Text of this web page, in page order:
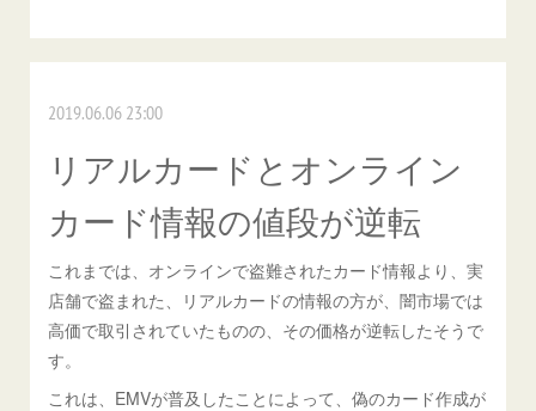
2019.06.06 23:00
リアルカードとオンライン
カード情報の値段が逆転
これまでは、オンラインで盗難されたカード情報より、実
店舗で盗まれた、リアルカードの情報の方が、闇市場では
高価で取引されていたものの、その価格が逆転したそうで
す。
これは、EMVが普及したことによって、偽のカード作成が